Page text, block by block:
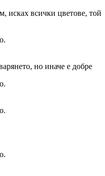
исках всички цветове, той
но иначе е добре